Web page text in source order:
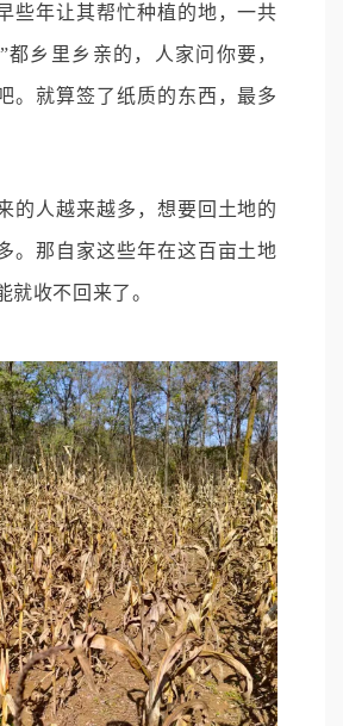
些年让其帮忙种植的地，一共
都乡里乡亲的，人家问你要，
。就算签了纸质的东西，最多
的人越来越多，想要回土地的
。那自家这些年在这百亩土地
就收不回来了。